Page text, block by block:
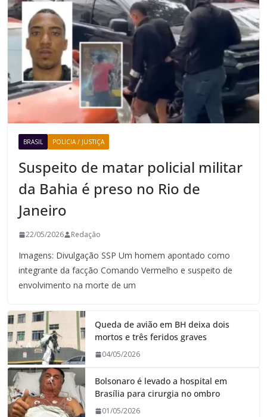
BRASIL POLICIA / JUSTIÇA
Suspeito de matar policial militar
da Bahia é preso no Rio de
Janeiro
22/05/2026 Redação
Imagens: Divulgação SSP Um homem apontado como
integrante da facção Comando Vermelho e suspeito de
envolvimento na morte de um
Queda de avião em BH deixa dois
mortos e três feridos graves
04/05/2026
Bolsonaro é levado a hospital em
Brasília para cirurgia no ombro
01/05/2026